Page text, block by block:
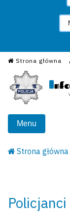
Strona główna
Menu
Strona główna